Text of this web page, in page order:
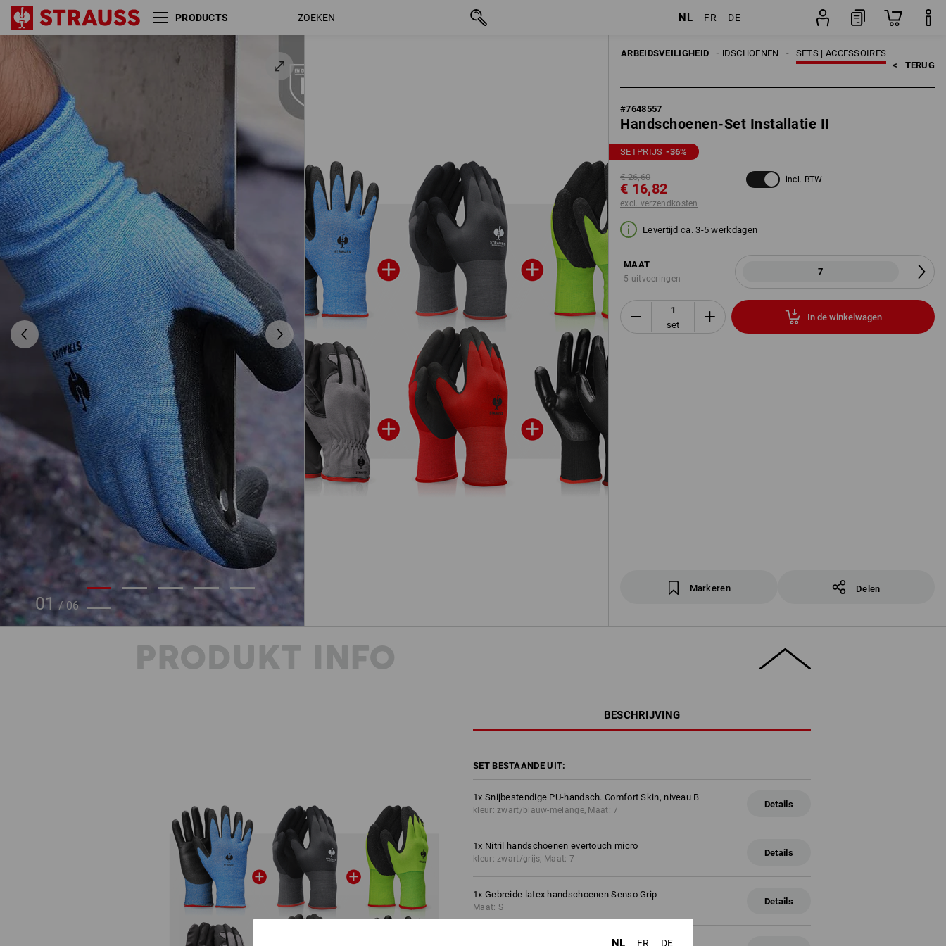
PRODUCTS NL FR DE
01 / 06
ARBEIDSVEILIGHEID SETS | ACCESSOIRES
HANDSCHOENEN
< TERUG
#7648557
Handschoenen-Set Installatie II
SETPRIJS -36%
€ 26,60
€ 16,82
excl. verzendkosten
incl. BTW
Levertijd ca. 3-5 werkdagen
MAAT
5 uitvoeringen
7
set
In de winkelwagen
Markeren Delen
Handschoenen-Set Installatie
7
€ 26,60
PRODUKT INFO
BESCHRIJVING
SET BESTAANDE UIT:
1x Snijbestendige PU-handsch. Comfort Skin, niveau B
kleur: zwart/blauw-melange, Maat: 7
Details
1x Nitril handschoenen evertouch micro
kleur: zwart/grijs, Maat: 7
Details
1x Gebreide latex handschoenen Senso Grip
Maat: S
Details
Montagehandschoenen IntenseNL FR DE